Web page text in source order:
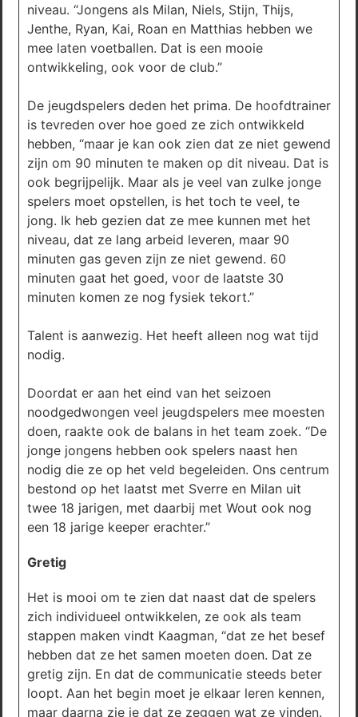
niveau. “Jongens als Milan, Niels, Stijn, Thijs,
Jenthe, Ryan, Kai, Roan en Matthias hebben we
mee laten voetballen. Dat is een mooie
ontwikkeling, ook voor de club.”
De jeugdspelers deden het prima. De hoofdtrainer
is tevreden over hoe goed ze zich ontwikkeld
hebben, “maar je kan ook zien dat ze niet gewend
zijn om 90 minuten te maken op dit niveau. Dat is
ook begrijpelijk. Maar als je veel van zulke jonge
spelers moet opstellen, is het toch te veel, te
jong. Ik heb gezien dat ze mee kunnen met het
niveau, dat ze lang arbeid leveren, maar 90
minuten gas geven zijn ze niet gewend. 60
minuten gaat het goed, voor de laatste 30
minuten komen ze nog fysiek tekort.”
Talent is aanwezig. Het heeft alleen nog wat tijd
nodig.
Doordat er aan het eind van het seizoen
noodgedwongen veel jeugdspelers mee moesten
doen, raakte ook de balans in het team zoek. “De
jonge jongens hebben ook spelers naast hen
nodig die ze op het veld begeleiden. Ons centrum
bestond op het laatst met Sverre en Milan uit
twee 18 jarigen, met daarbij met Wout ook nog
een 18 jarige keeper erachter.”
Gretig
Het is mooi om te zien dat naast dat de spelers
zich individueel ontwikkelen, ze ook als team
stappen maken vindt Kaagman, “dat ze het besef
hebben dat ze het samen moeten doen. Dat ze
gretig zijn. En dat de communicatie steeds beter
loopt. Aan het begin moet je elkaar leren kennen,
maar daarna zie je dat ze zeggen wat ze vinden.